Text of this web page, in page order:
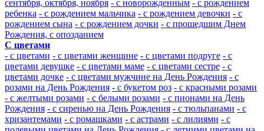
сентября, октября, ноября - с новорожденным - с рождением
ребенка - с рождением мальчика - с рождением девочки - с
рождением сына - с рождением дочки - с прошедшим Днем
Рождения, с опозданием
С цветами
- с цветами - с цветами женщине - с цветами подруге - с
цветами девушке - с цветами маме - с цветами сестре - с
цветами дочке - с цветами мужчине на День Рождения - с
розами на День Рождения - с букетом роз - с красными розами
- с желтыми розами - с белыми розами - с пионами на День
Рождения - с сиренью на День Рождения - с тюльпанами - с
хризантемами - с ромашками - с астрами - с лилиями - с